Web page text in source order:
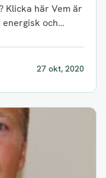
Klicka här Vem är
och
27 okt, 2020